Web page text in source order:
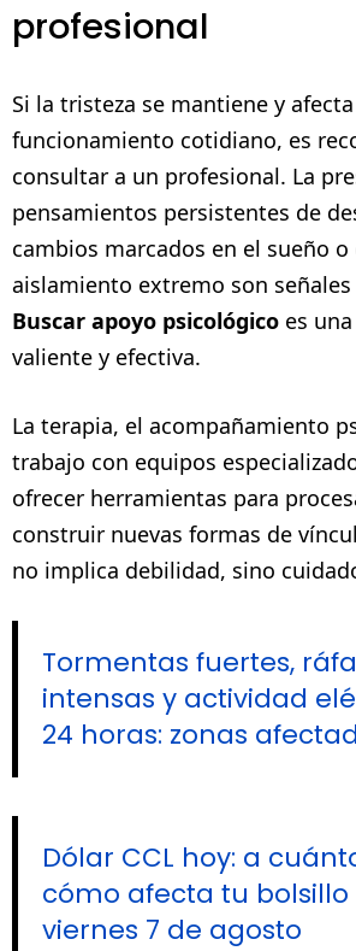
profesional
Si la tristeza se mantiene y
funcionamiento cotidiano, es
consultar a un profesional. La
pensamientos persistentes de
cambios marcados en el sueño
aislamiento extremo son
Buscar apoyo psicológico es
valiente y efectiva.
La terapia, el acompañamiento
trabajo con equipos
ofrecer herramientas para
construir nuevas formas de
no implica debilidad, sino
Tormentas fuertes,
intensas y actividad
24 horas: zonas
Dólar CCL hoy: a
cómo afecta tu bolsillo
viernes 7 de agosto